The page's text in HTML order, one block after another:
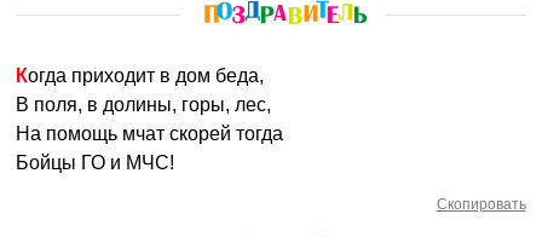
Когда приходит в дом беда,
В поля, в долины, горы, лес,
На помощь мчат скорей тогда
Бойцы ГО и МЧС!
Скопировать